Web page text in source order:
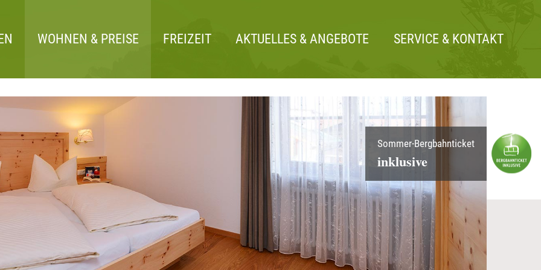
WOHNEN & PREISE FREIZEIT AKTUELLES & ANGEBOTE SERVICE & KONTAKT
Sommer-Bergbahnticket
inklusive